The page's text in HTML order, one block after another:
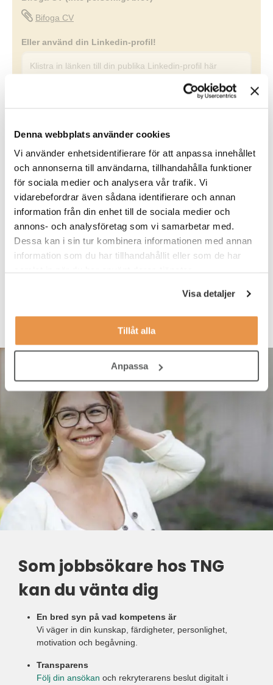
Denna webbplats använder cookies
Vi använder enhetsidentifierare för att anpassa innehållet
och annonserna till användarna, tillhandahålla funktioner
för sociala medier och analysera vår trafik. Vi
vidarebefordrar även sådana identifierare och annan
information från din enhet till de sociala medier och
annons- och analysföretag som vi samarbetar med.
Dessa kan i sin tur kombinera informationen med annan
information som du har tillhandahållit eller som de har
Visa detaljer
Tillåt alla
Anpassa
Som jobbsökare hos TNG
kan du vänta dig
En bred syn på vad kompetens är
Vi väger in din kunskap, färdigheter, personlighet,
motivation och begåvning.
Transparens
Följ din ansökan och rekryterarens beslut digitalt i